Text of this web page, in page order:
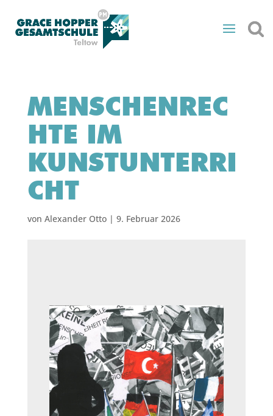
MENSCHENREC
HTE IM
KUNSTUNTERRI
CHT
von Alexander Otto| 9. Februar 2026